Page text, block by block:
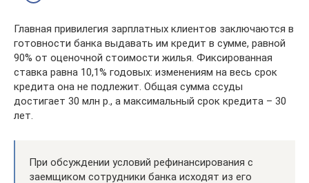
Главная привилегия зарплатных клиентов заключаются в
готовности банка выдавать им кредит в сумме, равной
90% от оценочной стоимости жилья. Фиксированная
ставка равна 10,1% годовых: изменениям на весь срок
кредита она не подлежит. Общая сумма ссуды
достигает 30 млн р., а максимальный срок кредита – 30
лет.
При обсуждении условий рефинансирования с
заемщиком сотрудники банка исходят из его